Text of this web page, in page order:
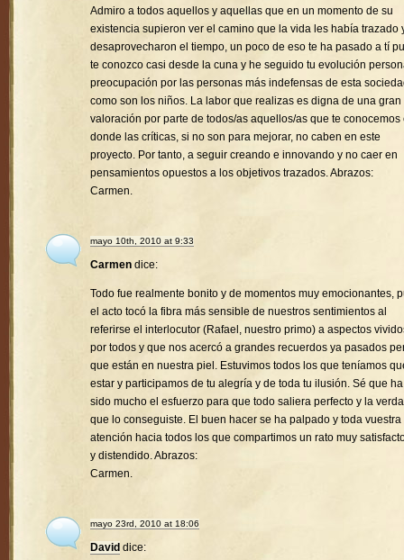
Admiro a todos aquellos y aquellas que en un momento de su
existencia supieron ver el camino que la vida les había trazado
desaprovecharon el tiempo, un poco de eso te ha pasado a tí
te conozco casi desde la cuna y he seguido tu evolución
preocupación por las personas más indefensas de esta
como son los niños. La labor que realizas es digna de una gran
valoración por parte de todos/as aquellos/as que te conocemos
donde las críticas, si no son para mejorar, no caben en este
proyecto. Por tanto, a seguir creando e innovando y no caer en
pensamientos opuestos a los objetivos trazados. Abrazos:
Carmen.
mayo 10th, 2010 at 9:33
Carmen dice:
Todo fue realmente bonito y de momentos muy emocionantes,
el acto tocó la fibra más sensible de nuestros sentimientos al
referirse el interlocutor (Rafael, nuestro primo) a aspectos
por todos y que nos acercó a grandes recuerdos ya pasados
que están en nuestra piel. Estuvimos todos los que teníamos
estar y participamos de tu alegría y de toda tu ilusión. Sé que ha
sido mucho el esfuerzo para que todo saliera perfecto y la
que lo conseguiste. El buen hacer se ha palpado y toda vuestra
atención hacia todos los que compartimos un rato muy
y distendido. Abrazos:
Carmen.
mayo 23rd, 2010 at 18:06
David dice: